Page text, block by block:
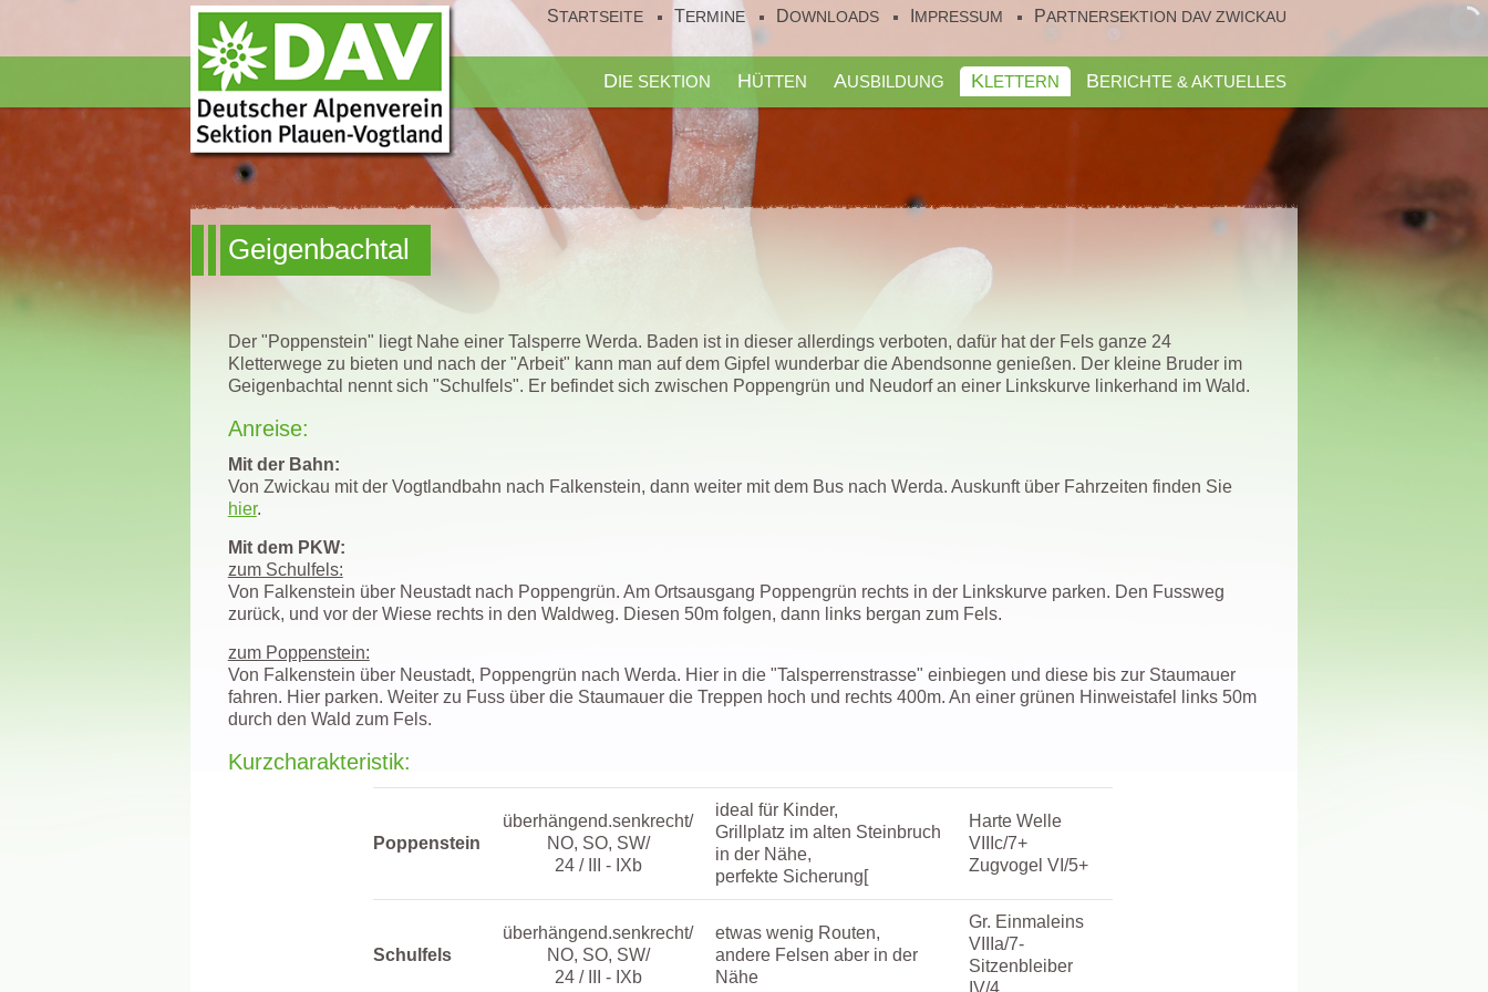
STARTSEITE TERMINE DOWNLOADS IMPRESSUM PARTNERSEKTION DAV ZWICKAU
DIE SEKTION HÜTTEN AUSBILDUNG KLETTERN BERICHTE & AKTUELLES
Geigenbachtal
Der "Poppenstein" liegt Nahe einer Talsperre Werda. Baden ist in dieser allerdings verboten, dafür hat der Fels ganze 24
Kletterwege zu bieten und nach der "Arbeit" kann man auf dem Gipfel wunderbar die Abendsonne genießen. Der kleine Bruder im
Geigenbachtal nennt sich "Schulfels". Er befindet sich zwischen Poppengrün und Neudorf an einer Linkskurve linkerhand im Wald.
Anreise:
Mit der Bahn:
Von Zwickau mit der Vogtlandbahn nach Falkenstein, dann weiter mit dem Bus nach Werda. Auskunft über Fahrzeiten finden Sie
hier.
Mit dem PKW:
zum Schulfels:
Von Falkenstein über Neustadt nach Poppengrün. Am Ortsausgang Poppengrün rechts in der Linkskurve parken. Den Fussweg
zurück, und vor der Wiese rechts in den Waldweg. Diesen 50m folgen, dann links bergan zum Fels.
zum Poppenstein:
Von Falkenstein über Neustadt, Poppengrün nach Werda. Hier in die "Talsperrenstrasse" einbiegen und diese bis zur Staumauer
fahren. Hier parken. Weiter zu Fuss über die Staumauer die Treppen hoch und rechts 400m. An einer grünen Hinweistafel links 50m
durch den Wald zum Fels.
Kurzcharakteristik:
Poppenstein
überhängend.senkrecht/
NO, SO, SW/
24 / III - IXb
ideal für Kinder,
Grillplatz im alten Steinbruch
in der Nähe,
perfekte Sicherung[
Harte Welle
VIIIc/7+
Zugvogel VI/5+
Schulfels
überhängend.senkrecht/
NO, SO, SW/
24 / III - IXb
etwas wenig Routen,
andere Felsen aber in der
Nähe
Gr. Einmaleins
VIIIa/7-
Sitzenbleiber
IV/4